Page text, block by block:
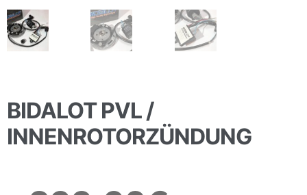
BIDALOT PVL /
INNENROTORZÜNDUNG